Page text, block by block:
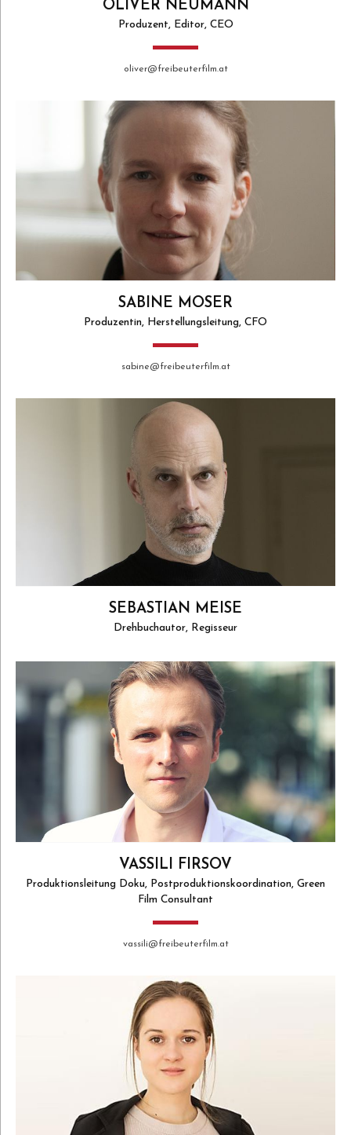
OLIVER NEUMANN
Produzent, Editor, CEO
oliver@freibeuterfilm.at
SABINE MOSER
Produzentin, Herstellungsleitung, CFO
sabine@freibeuterfilm.at
SEBASTIAN MEISE
Drehbuchautor, Regisseur
VASSILI FIRSOV
Produktionsleitung Doku, Postproduktionskoordination, Green
Film Consultant
vassili@freibeuterfilm.at